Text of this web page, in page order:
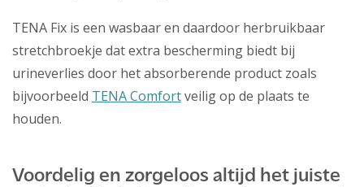
TENA Fix is een wasbaar en daardoor herbruikbaar
stretchbroekje dat extra bescherming biedt bij
urineverlies door het absorberende product zoals
bijvoorbeeld TENA Comfortveilig op de plaats te
houden.
Voordelig en zorgeloos altijd het juiste